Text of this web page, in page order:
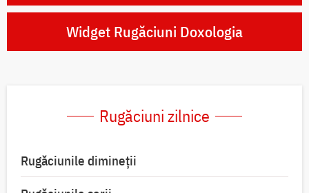
Widget Rugăciuni Doxologia
Rugăciuni zilnice
Rugăciunile dimineții